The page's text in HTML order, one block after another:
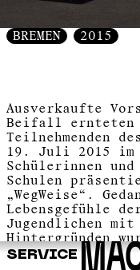
SERVICE
BREMEN 2015
Ausverkaufte
Beifall ernteten
Teilnehmenden
19. Juli 2015 im
Schülerinnen
Schulen
„WegWeise“.
Lebensgefühle
Jugendlichen
Hintergründen
authentische
Weise in Szene